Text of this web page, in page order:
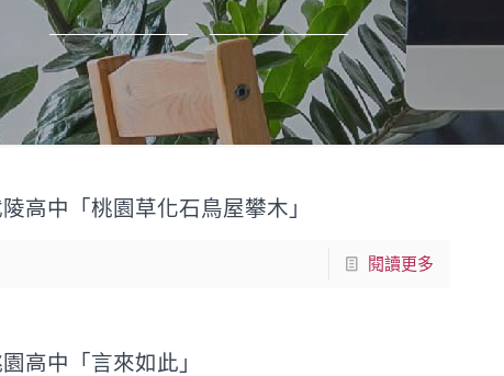
高中「桃園草化石鳥屋攀木」
閱讀更多
高中「言來如此」